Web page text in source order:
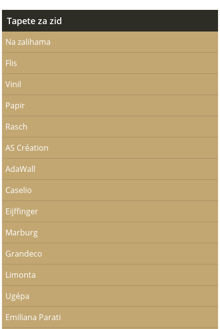
Tapete za zid
Na zalihama
Flis
Vinil
Papir
Rasch
AS Création
AdaWall
Caselio
Eijffinger
Marburg
Grandeco
Limonta
Ugépa
Emiliana Parati